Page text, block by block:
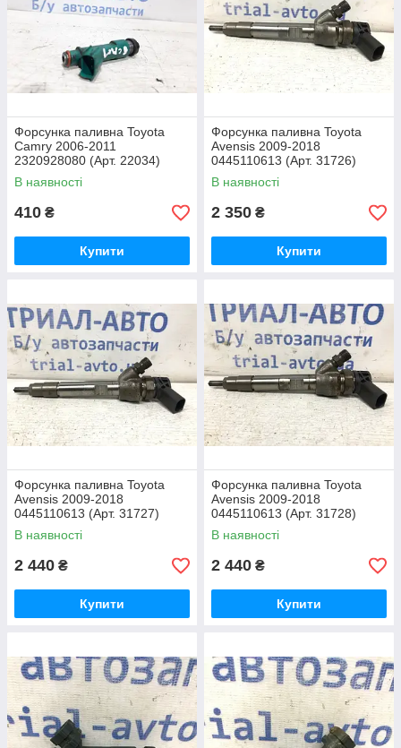
Форсунка паливна Toyota
Camry 2006-2011
2320928080 (Арт. 22034)
В наявності
410 ₴
Купити
Форсунка паливна Toyota
Avensis 2009-2018
0445110613 (Арт. 31726)
В наявності
2 350 ₴
Купити
Форсунка паливна Toyota
Avensis 2009-2018
0445110613 (Арт. 31727)
В наявності
2 440 ₴
Купити
Форсунка паливна Toyota
Avensis 2009-2018
0445110613 (Арт. 31728)
В наявності
2 440 ₴
Купити